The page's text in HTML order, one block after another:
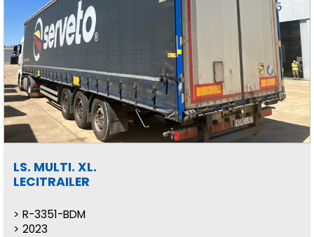
LS. MULTI. XL.
LECITRAILER
R-3351-BDM
2023